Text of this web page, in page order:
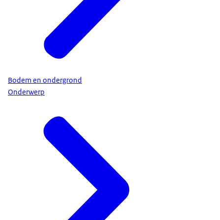
Bodem en ondergrond
Onderwerp